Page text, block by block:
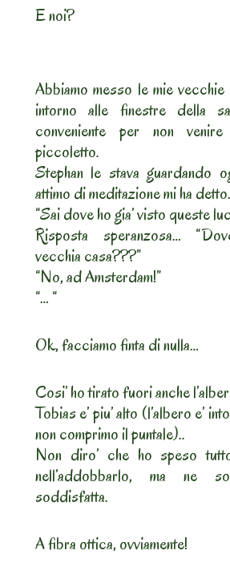
E noi?
Abbiamo messo le mie
intorno alle finestre della
conveniente per non
piccoletto.
Stephan le stava guardando
attimo di meditazione mi ha
“Sai dove ho gia’ visto queste
Risposta speranzosa…
vecchia casa???”
“No, ad Amsterdam!”
“… “
Ok, facciamo finta di nulla…
Cosi’ ho tirato fuori anche
Tobias e’ piu’ alto (l’albero e’
non comprimo il puntale)..
Non diro’ che ho speso
nell’addobbarlo, ma ne
soddisfatta.
A fibra ottica, ovviamente!